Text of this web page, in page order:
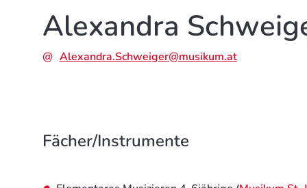
Alexandra
Alexandra.Schweiger@musikum.at
Fächer/Instrumente